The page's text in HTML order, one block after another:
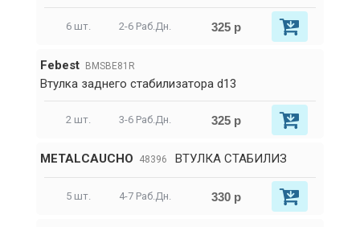
6 шт. 2-6 Раб.Дн. 325 р
Febest BMSBE81R
Втулка заднего стабилизатора d13
2 шт. 3-6 Раб.Дн. 325 р
METALCAUCHO 48396 ВТУЛКА СТАБИЛИЗ
5 шт. 4-7 Раб.Дн. 330 р